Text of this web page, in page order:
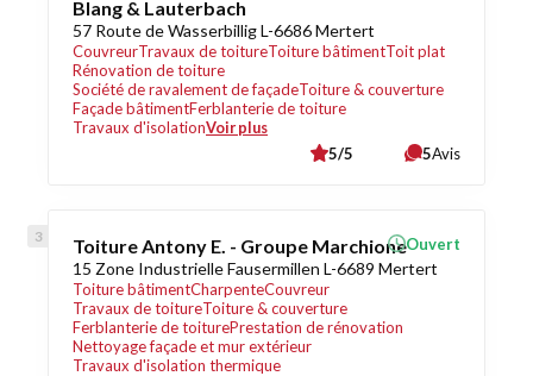
Blang & Lauterbach
57 Route de Wasserbillig L-6686 Mertert
CouvreurTravaux de toitureToiture bâtimentToit plat
Rénovation de toiture
Société de ravalement de façadeToiture & couverture
Façade bâtimentFerblanterie de toiture
Travaux d'isolationVoir plus
5/5 5Avis
Toiture Antony E. - Groupe Marchione
15 Zone Industrielle Fausermillen L-6689 Mertert
Toiture bâtimentCharpenteCouvreur
Travaux de toitureToiture & couverture
Ferblanterie de toiturePrestation de rénovation
Nettoyage façade et mur extérieur
Travaux d'isolation thermique
Ouvert